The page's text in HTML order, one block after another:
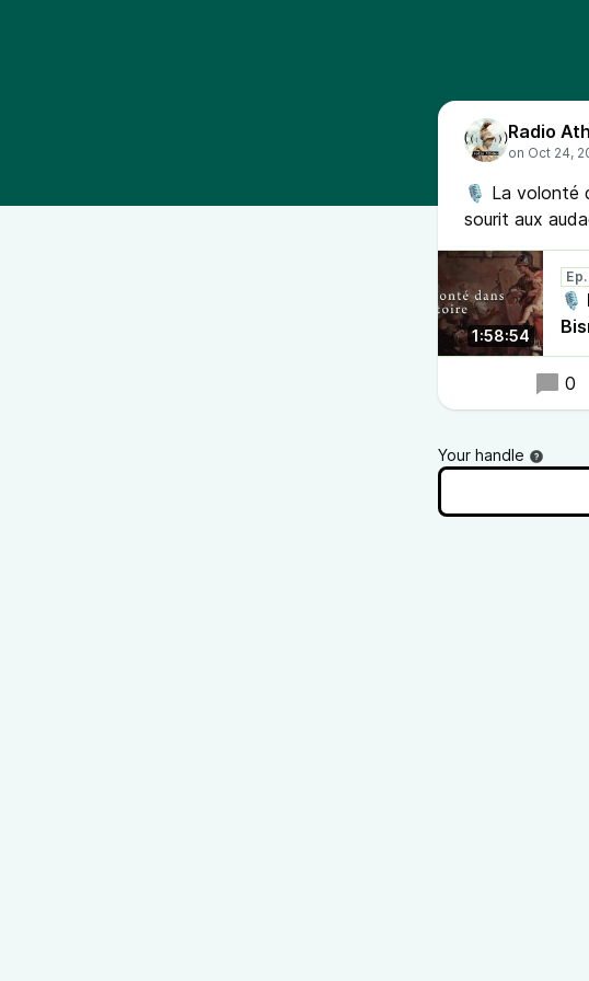
Radio
🎙 La volonté
sourit aux
1:58:54
🎙
0
Your handle